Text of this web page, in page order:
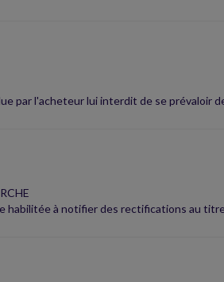
par l'acheteur lui interdit de se prévaloir
habilitée à notifier des rectifications au